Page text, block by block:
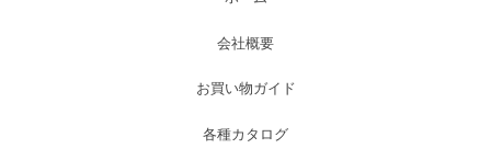
会社概要
お買い物ガイド
各種カタログ